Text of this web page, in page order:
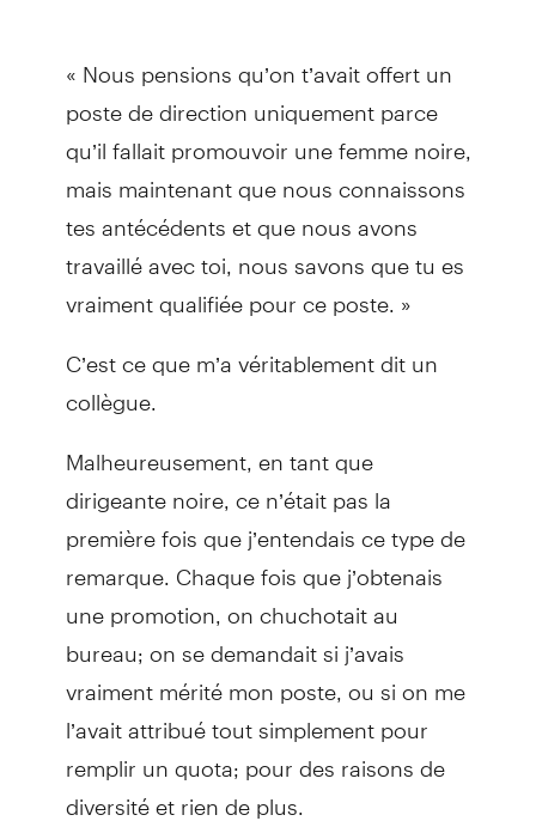
« Nous pensions qu’on t’avait offert un
poste de direction uniquement parce
qu’il fallait promouvoir une femme noire,
mais maintenant que nous connaissons
tes antécédents et que nous avons
travaillé avec toi, nous savons que tu es
vraiment qualifiée pour ce poste. »
C’est ce que m’a véritablement dit un
collègue.
Malheureusement, en tant que
dirigeante noire, ce n’était pas la
première fois que j’entendais ce type de
remarque. Chaque fois que j’obtenais
une promotion, on chuchotait au
bureau; on se demandait si j’avais
vraiment mérité mon poste, ou si on me
l’avait attribué tout simplement pour
remplir un quota; pour des raisons de
diversité et rien de plus.